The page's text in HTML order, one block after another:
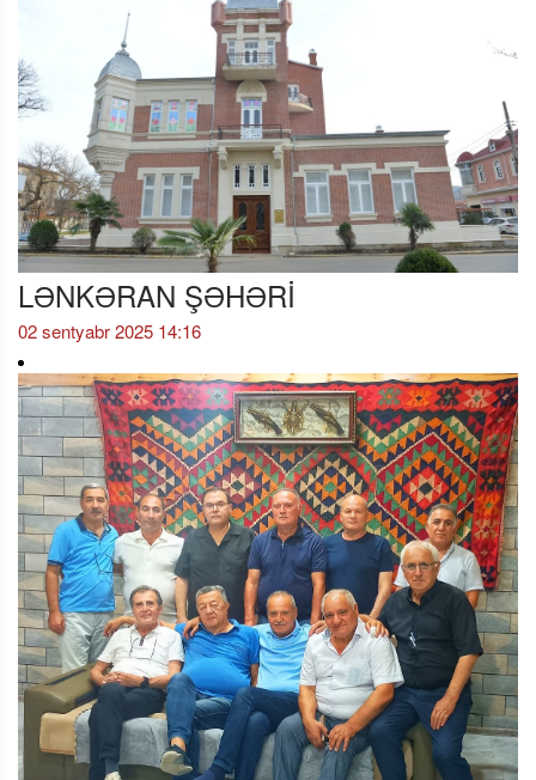
LƏNKƏRAN ŞƏHƏRİ
02 sentyabr 2025 14:16